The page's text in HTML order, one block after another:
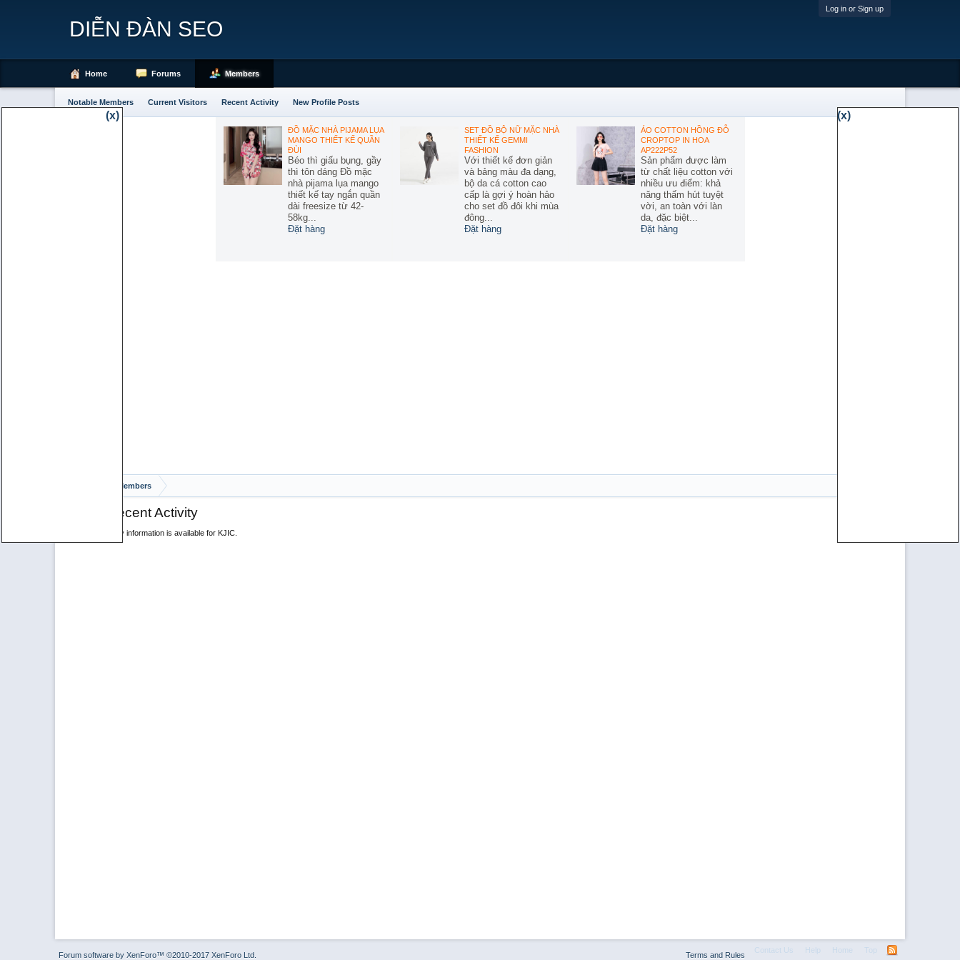
Log in or Sign up
ĐỒ MẶC NHÀ PIJAMA LỤA
MANGO THIẾT KẾ QUẦN
ĐÙI
Béo thì giấu bụng, gầy
thì tôn dáng Đồ mặc
nhà pijama lụa mango
thiết kế tay ngắn quần
dài freesize từ 42-
58kg...
Đặt hàng
SET ĐỒ BỘ NỮ MẶC NHÀ
THIẾT KẾ GEMMI
FASHION
Với thiết kế đơn giản
và bảng màu đa dạng,
bộ da cá cotton cao
cấp là gợi ý hoàn hảo
cho set đồ đôi khi mùa
đông...
Đặt hàng
ÁO COTTON HỒNG ĐỖ
CROPTOP IN HOA
AP222P52
Sản phẩm được làm
từ chất liệu cotton với
nhiều ưu điểm: khả
năng thấm hút tuyệt
vời, an toàn với làn
da, đặc biệt...
Đặt hàng
Members
KJIC's Recent Activity
No recent activity information is available for KJIC.
DIỄN ĐÀN SEO
Home Forums Members
Notable Members Current Visitors Recent Activity New Profile Posts
Contact Us Help Home Top
Terms and Rules
Forum software by XenForo™ ©2010-2017 XenForo Ltd.
(x) (x)